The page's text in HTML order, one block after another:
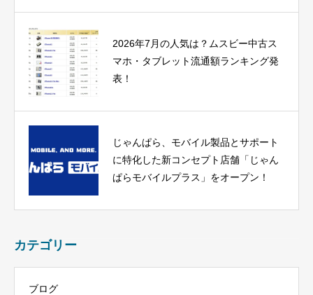
2026年7月の人気は？ムスビー中古ス
マホ・タブレット流通額ランキング発
表！
じゃんぱら、モバイル製品とサポート
に特化した新コンセプト店舗「じゃん
ぱらモバイルプラス」をオープン！
カテゴリー
ブログ